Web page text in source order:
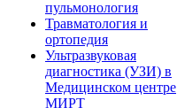
пульмонология
Травматология и
ортопедия
Ультразвуковая
диагностика (УЗИ) в
Медицинском центре
МИРТ